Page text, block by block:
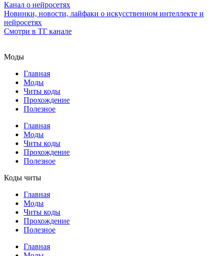
Канал о нейросетях
Новинки, новости, лайфаки о искусственном интеллекте и
нейросетях
Смотри в ТГ канале
Моды
Главная
Моды
Читы коды
Прохождение
Полезное
Главная
Моды
Читы коды
Прохождение
Полезное
Коды читы
Главная
Моды
Читы коды
Прохождение
Полезное
Главная